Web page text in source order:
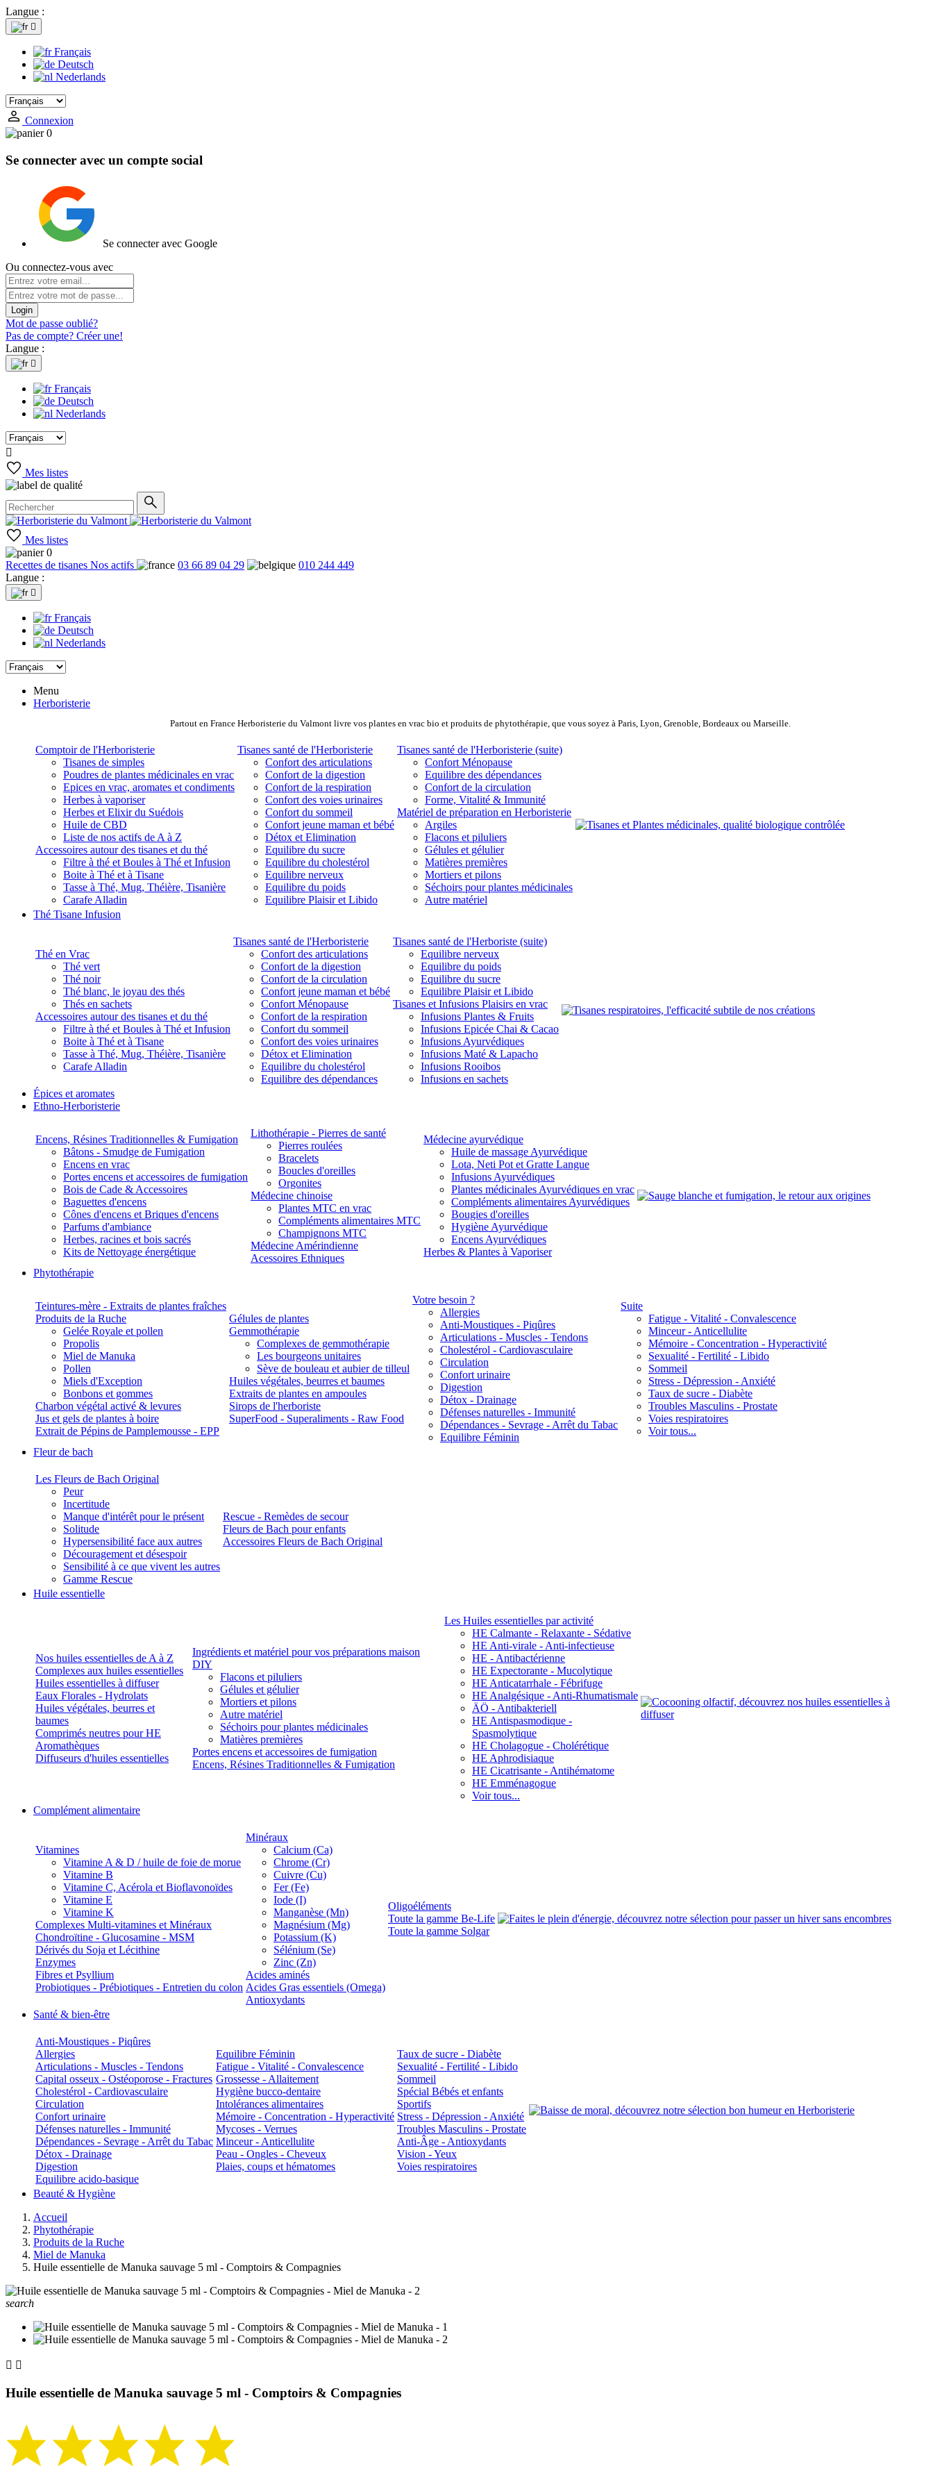
Langue :

Français
Deutsch
Nederlands
Connexion
0
Se connecter avec un compte social
Se connecter avec Google
Ou connectez-vous avec
Login
Mot de passe oublié?
Pas de compte? Créer une!
Langue :

Français
Deutsch
Nederlands

Mes listes
Mes listes
0
Recettes de tisanes Nos actifs 03 66 89 04 29
010 244 449
Langue :

Français
Deutsch
Nederlands
Menu
Herboristerie
Partout en France Herboristerie du Valmont livre vos plantes en vrac bio et produits de phytothérapie, que vous soyez à Paris, Lyon, Grenoble, Bordeaux ou Marseille.
Comptoir de l'Herboristerie
Tisanes de simples
Poudres de plantes médicinales en vrac
Epices en vrac, aromates et condiments
Herbes à vaporiser
Herbes et Elixir du Suédois
Huile de CBD
Liste de nos actifs de A à Z
Accessoires autour des tisanes et du thé
Filtre à thé et Boules à Thé et Infusion
Boite à Thé et à Tisane
Tasse à Thé, Mug, Théière, Tisanière
Carafe Alladin
Tisanes santé de l'Herboristerie
Confort des articulations
Confort de la digestion
Confort de la respiration
Confort des voies urinaires
Confort du sommeil
Confort jeune maman et bébé
Détox et Elimination
Equilibre du sucre
Equilibre du cholestérol
Equilibre nerveux
Equilibre du poids
Equilibre Plaisir et Libido
Tisanes santé de l'Herboristerie (suite)
Confort Ménopause
Equilibre des dépendances
Confort de la circulation
Forme, Vitalité & Immunité
Matériel de préparation en Herboristerie
Argiles
Flacons et piluliers
Gélules et gélulier
Matières premières
Mortiers et pilons
Séchoirs pour plantes médicinales
Autre matériel
Thé Tisane Infusion
Thé en Vrac
Thé vert
Thé noir
Thé blanc, le joyau des thés
Thés en sachets
Accessoires autour des tisanes et du thé
Filtre à thé et Boules à Thé et Infusion
Boite à Thé et à Tisane
Tasse à Thé, Mug, Théière, Tisanière
Carafe Alladin
Tisanes santé de l'Herboristerie
Confort des articulations
Confort de la digestion
Confort de la circulation
Confort jeune maman et bébé
Confort Ménopause
Confort de la respiration
Confort du sommeil
Confort des voies urinaires
Détox et Elimination
Equilibre du cholestérol
Equilibre des dépendances
Tisanes santé de l'Herboriste (suite)
Equilibre nerveux
Equilibre du poids
Equilibre du sucre
Equilibre Plaisir et Libido
Tisanes et Infusions Plaisirs en vrac
Infusions Plantes & Fruits
Infusions Epicée Chai & Cacao
Infusions Ayurvédiques
Infusions Maté & Lapacho
Infusions Rooibos
Infusions en sachets
Épices et aromates
Ethno-Herboristerie
Encens, Résines Traditionnelles & Fumigation
Bâtons - Smudge de Fumigation
Encens en vrac
Portes encens et accessoires de fumigation
Bois de Cade & Accessoires
Baguettes d'encens
Cônes d'encens et Briques d'encens
Parfums d'ambiance
Herbes, racines et bois sacrés
Kits de Nettoyage énergétique
Lithothérapie - Pierres de santé
Pierres roulées
Bracelets
Boucles d'oreilles
Orgonites
Médecine chinoise
Plantes MTC en vrac
Compléments alimentaires MTC
Champignons MTC
Médecine Amérindienne
Acessoires Ethniques
Médecine ayurvédique
Huile de massage Ayurvédique
Lota, Neti Pot et Gratte Langue
Infusions Ayurvédiques
Plantes médicinales Ayurvédiques en vrac
Compléments alimentaires Ayurvédiques
Bougies d'oreilles
Hygiène Ayurvédique
Encens Ayurvédiques
Herbes & Plantes à Vaporiser
Phytothérapie
Teintures-mère - Extraits de plantes fraîches
Produits de la Ruche
Gelée Royale et pollen
Propolis
Miel de Manuka
Pollen
Miels d'Exception
Bonbons et gommes
Charbon végétal activé & levures
Jus et gels de plantes à boire
Extrait de Pépins de Pamplemousse - EPP
Gélules de plantes
Gemmothérapie
Complexes de gemmothérapie
Les bourgeons unitaires
Sève de bouleau et aubier de tilleul
Huiles végétales, beurres et baumes
Extraits de plantes en ampoules
Sirops de l'herboriste
SuperFood - Superaliments - Raw Food
Votre besoin ?
Allergies
Anti-Moustiques - Piqûres
Articulations - Muscles - Tendons
Cholestérol - Cardiovasculaire
Circulation
Confort urinaire
Digestion
Détox - Drainage
Défenses naturelles - Immunité
Dépendances - Sevrage - Arrêt du Tabac
Equilibre Féminin
Suite
Fatigue - Vitalité - Convalescence
Minceur - Anticellulite
Mémoire - Concentration - Hyperactivité
Sexualité - Fertilité - Libido
Sommeil
Stress - Dépression - Anxiété
Taux de sucre - Diabète
Troubles Masculins - Prostate
Voies respiratoires
Voir tous...
Fleur de bach
Les Fleurs de Bach Original
Peur
Incertitude
Manque d'intérêt pour le présent
Solitude
Hypersensibilité face aux autres
Découragement et désespoir
Sensibilité à ce que vivent les autres
Gamme Rescue
Rescue - Remèdes de secour
Fleurs de Bach pour enfants
Accessoires Fleurs de Bach Original
Huile essentielle
Nos huiles essentielles de A à Z
Complexes aux huiles essentielles
Huiles essentielles à diffuser
Eaux Florales - Hydrolats
Huiles végétales, beurres et
baumes
Comprimés neutres pour HE
Aromathèques
Diffuseurs d'huiles essentielles
Ingrédients et matériel pour vos préparations maison
DIY
Flacons et piluliers
Gélules et gélulier
Mortiers et pilons
Autre matériel
Séchoirs pour plantes médicinales
Matières premières
Portes encens et accessoires de fumigation
Encens, Résines Traditionnelles & Fumigation
Les Huiles essentielles par activité
HE Calmante - Relaxante - Sédative
HE Anti-virale - Anti-infectieuse
HE - Antibactérienne
HE Expectorante - Mucolytique
HE Anticatarrhale - Fébrifuge
HE Analgésique - Anti-Rhumatismale
ÄÖ - Antibakteriell
HE Antispasmodique -
Spasmolytique
HE Cholagogue - Cholérétique
HE Aphrodisiaque
HE Cicatrisante - Antihématome
HE Emménagogue
Voir tous...
Complément alimentaire
Vitamines
Vitamine A & D / huile de foie de morue
Vitamine B
Vitamine C, Acérola et Bioflavonoïdes
Vitamine E
Vitamine K
Complexes Multi-vitamines et Minéraux
Chondroïtine - Glucosamine - MSM
Dérivés du Soja et Lécithine
Enzymes
Fibres et Psyllium
Probiotiques - Prébiotiques - Entretien du colon
Minéraux
Calcium (Ca)
Chrome (Cr)
Cuivre (Cu)
Fer (Fe)
Iode (I)
Manganèse (Mn)
Magnésium (Mg)
Potassium (K)
Sélénium (Se)
Zinc (Zn)
Acides aminés
Acides Gras essentiels (Omega)
Antioxydants
Oligoéléments
Toute la gamme Be-Life
Toute la gamme Solgar
Santé & bien-être
Anti-Moustiques - Piqûres
Allergies
Articulations - Muscles - Tendons
Capital osseux - Ostéoporose - Fractures
Cholestérol - Cardiovasculaire
Circulation
Confort urinaire
Défenses naturelles - Immunité
Dépendances - Sevrage - Arrêt du Tabac
Détox - Drainage
Digestion
Equilibre acido-basique
Equilibre Féminin
Fatigue - Vitalité - Convalescence
Grossesse - Allaitement
Hygiène bucco-dentaire
Intolérances alimentaires
Mémoire - Concentration - Hyperactivité
Mycoses - Verrues
Minceur - Anticellulite
Peau - Ongles - Cheveux
Plaies, coups et hématomes
Taux de sucre - Diabète
Sexualité - Fertilité - Libido
Sommeil
Spécial Bébés et enfants
Sportifs
Stress - Dépression - Anxiété
Troubles Masculins - Prostate
Anti-Âge - Antioxydants
Vision - Yeux
Voies respiratoires
Beauté & Hygiène
Accueil
Phytothérapie
Produits de la Ruche
Miel de Manuka
Huile essentielle de Manuka sauvage 5 ml - Comptoirs & Compagnies
search
 
Huile essentielle de Manuka sauvage 5 ml - Comptoirs & Compagnies